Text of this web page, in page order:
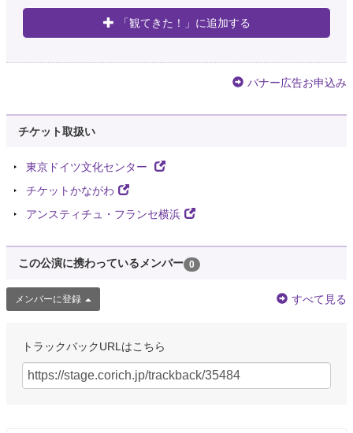
「観てきた！」に追加する
バナー広告お申込み
チケット取扱い
東京ドイツ文化センター
チケットかながわ
アンスティチュ・フランセ横浜
この公演に携わっているメンバー 0
メンバーに登録 すべて見る
トラックバックURLはこちら